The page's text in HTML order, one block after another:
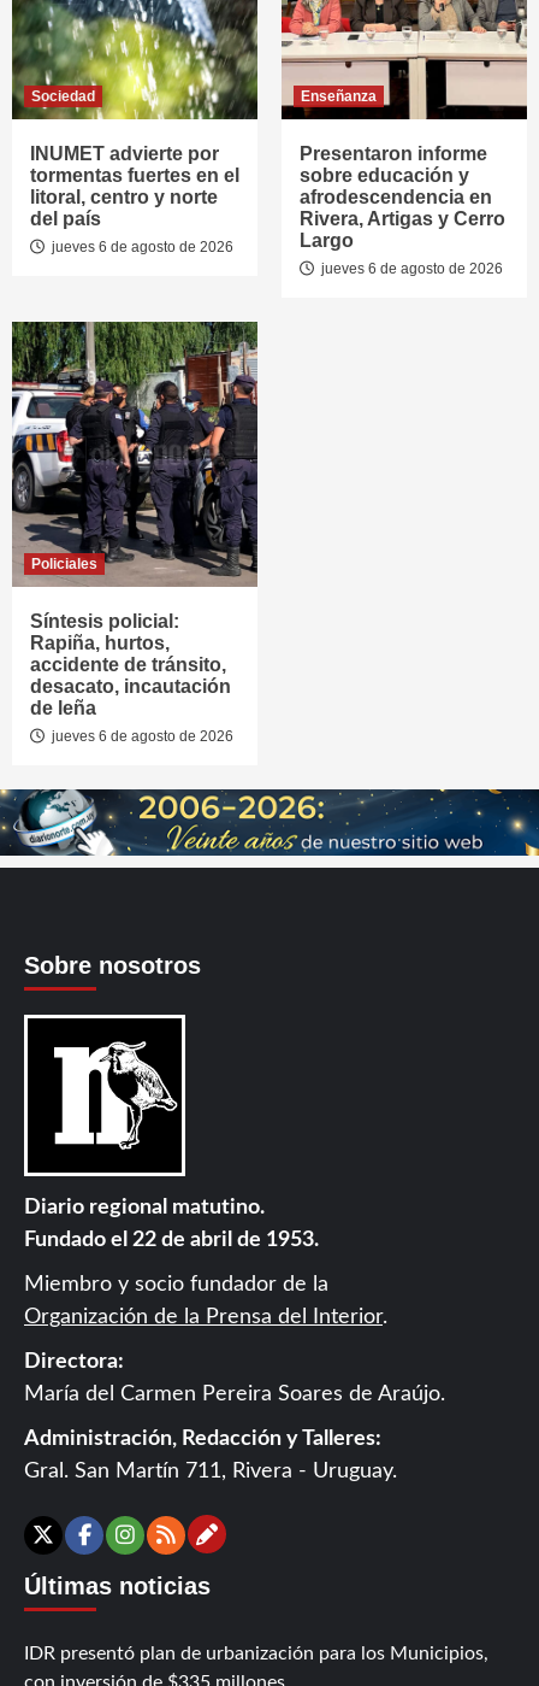
Sociedad
INUMET advierte por
tormentas fuertes en el
litoral, centro y norte
del país
jueves 6 de agosto de 2026
Enseñanza
Presentaron informe
sobre educación y
afrodescendencia en
Rivera, Artigas y Cerro
Largo
jueves 6 de agosto de 2026
Policiales
Síntesis policial:
Rapiña, hurtos,
accidente de tránsito,
desacato, incautación
de leña
jueves 6 de agosto de 2026
Sobre nosotros
Diario regional matutino.
Fundado el 22 de abril de 1953.
Miembro y socio fundador de la
Organización de la Prensa del Interior.
Directora:
María del Carmen Pereira Soares de Araújo.
Administración, Redacción y Talleres:
Gral. San Martín 711, Rivera - Uruguay.
X Facebook
Instagram
RSSContáctanos
Últimas noticias
IDR presentó plan de urbanización para los Municipios,
con inversión de $335 millones